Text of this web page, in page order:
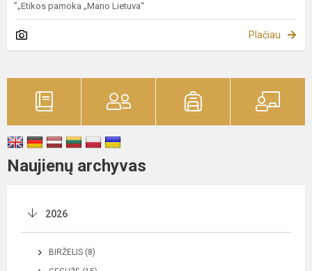
”„Etikos pamoka „Mano Lietuva“
Plačiau
Naujienų archyvas
2026
BIRŽELIS (8)